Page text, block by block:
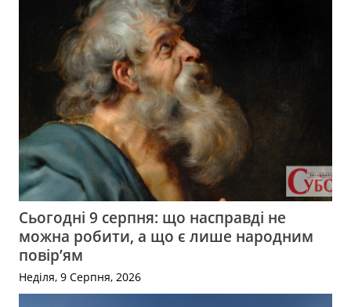
Сьогодні 9 серпня: що насправді не
можна робити, а що є лише народним
повір’ям
Неділя, 9 Серпня, 2026